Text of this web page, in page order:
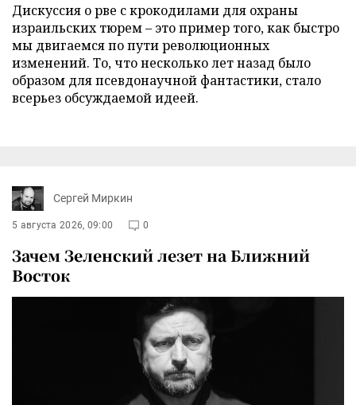
Дискуссия о рве с крокодилами для охраны
израильских тюрем – это пример того, как быстро
мы двигаемся по пути революционных
изменений. То, что несколько лет назад было
образом для псевдонаучной фантастики, стало
всерьез обсуждаемой идеей.
Сергей Миркин
5 августа 2026, 09:00 0
Зачем Зеленский лезет на Ближний
Восток